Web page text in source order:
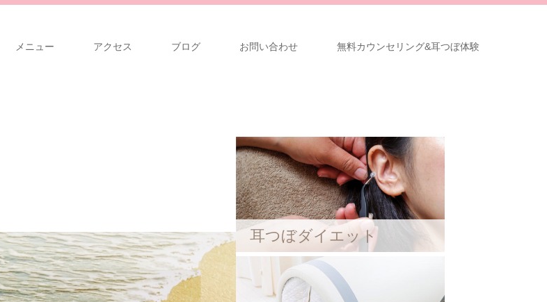
メニュー アクセス ブログ お問い合わせ 無料カウンセリング&耳つぼ体験
耳つぼダイエット